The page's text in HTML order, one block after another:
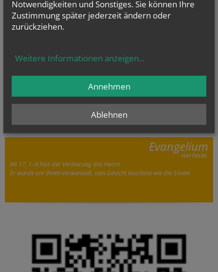
Evangelium
von heute
Mt 17, 1–9 Fest der Verklärung des Herrn
Er wurde vor ihnen verwandelt; sein Gesicht leuchtete wie die Sonne
Notwendigkeiten und Sonstiges. Sie können Ihre
Zustimmung später jederzeit ändern oder
zurückziehen.
Weitere Informationen anzeigen...
Ablehnen
Annehmen